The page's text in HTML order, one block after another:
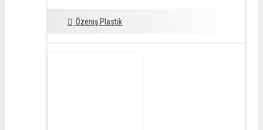
Özeniş Plastik